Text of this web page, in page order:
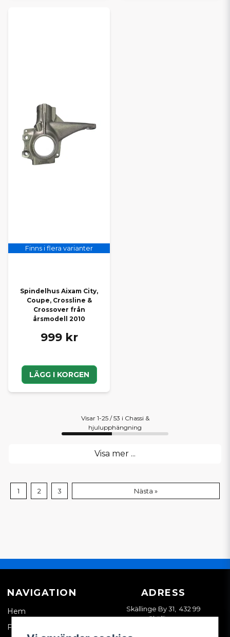
Finns i flera varianter
Spindelhus Aixam City,
Coupe, Crossline &
Crossover från
årsmodell 2010
999 kr
LÄGG I KORGEN
Visar 1-25 / 53 i Chassi &
hjulupphängning
Visa mer ...
1 2 3 Nästa »
NAVIGATION
Hem
Företagskund
ADRESS
Skällinge By 31, 432 99
Skällinge